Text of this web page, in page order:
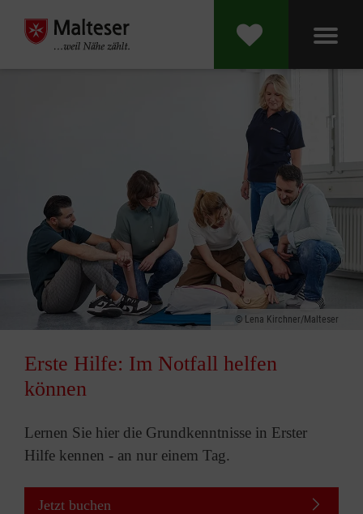
Lena Kirchner/Malteser
Erste Hilfe: Im Notfall helfen
können
Lernen Sie hier die Grundkenntnisse in Erster
Hilfe kennen - an nur einem Tag.
Jetzt buchen